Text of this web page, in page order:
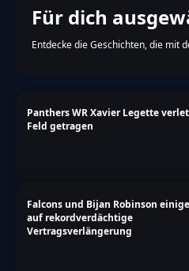
Für dich
Entdecke die Geschichten, die mit
Panthers WR Xavier Legette
Feld getragen
Falcons und Bijan Robinson
auf rekordverdächtige
Vertragsverlängerung